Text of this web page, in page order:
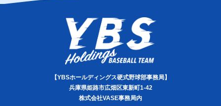
【YBSホールディングス硬式野球部事務局】
兵庫県姫路市広畑区東新町1-42
株式会社VASE事務局内